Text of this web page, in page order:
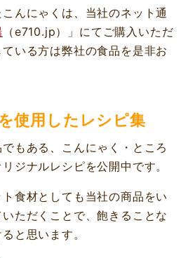
んにゃくは、当社のネット通
（e710.jp）」にてご購入いただ
いる方は弊社の食品を是非お
使用したレシピ集
もある、こんにゃく・ところ
ジナルレシピを公開中です。
食材としても当社の商品をい
ただくことで、飽きることな
と思います。